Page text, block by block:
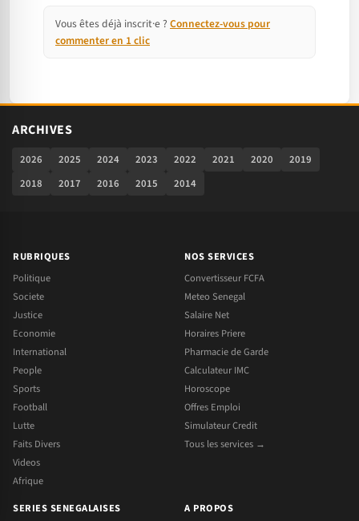
Vous êtes déjà inscrit·e ? Connectez-vous pour
commenter en 1 clic
ARCHIVES
2026 2025 2024 2023 2022 2021 2020
2019
2018
2017 2016 2015 2014
RUBRIQUES
Politique
Societe
Justice
Economie
International
People
Sports
Football
Lutte
Faits Divers
Videos
Afrique
NOS SERVICES
Convertisseur FCFA
Meteo Senegal
Salaire Net
Horaires Priere
Pharmacie de Garde
Calculateur IMC
Horoscope
Offres Emploi
Simulateur Credit
Tous les services →
SERIES SENEGALAISES A PROPOS